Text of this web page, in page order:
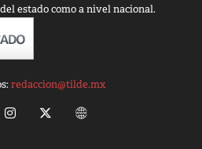
estado como a nivel nacional.
redaccion@tilde.mx